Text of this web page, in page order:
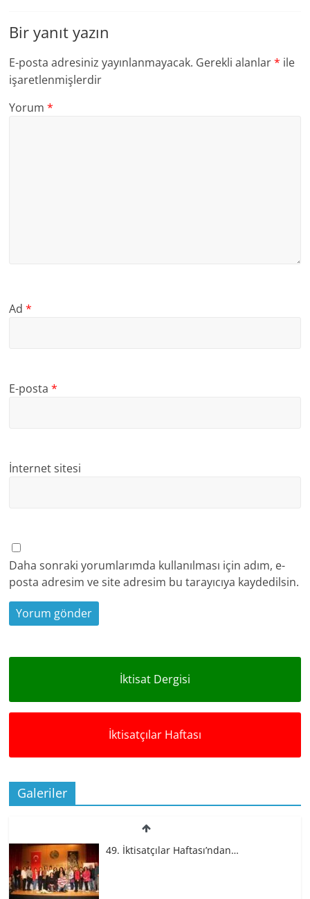
Bir yanıt yazın
E-posta adresiniz yayınlanmayacak. Gerekli alanlar* ile
işaretlenmişlerdir
Yorum*
Ad*
E-posta*
İnternet sitesi
Daha sonraki yorumlarımda kullanılması için adım, e-
posta adresim ve site adresim bu tarayıcıya kaydedilsin.
İktisat Dergisi
İktisatçılar Haftası
Galeriler
49. İktisatçılar Haftası’ndan…